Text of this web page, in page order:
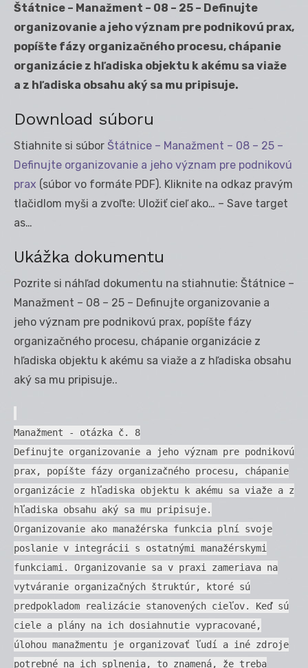
Štátnice – Manažment – 08 – 25 – Definujte
organizovanie a jeho význam pre podnikovú prax,
popíšte fázy organizačného procesu, chápanie
organizácie z hľadiska objektu k akému sa viaže
a z hľadiska obsahu aký sa mu pripisuje.
Download súboru
Stiahnite si súbor Štátnice – Manažment – 08 – 25 –
Definujte organizovanie a jeho význam pre podnikovú
prax (súbor vo formáte PDF). Kliknite na odkaz pravým
tlačidlom myši a zvoľte: Uložiť cieľ ako… – Save target
as…
Ukážka dokumentu
Pozrite si náhľad dokumentu na stiahnutie: Štátnice –
Manažment – 08 – 25 – Definujte organizovanie a
jeho význam pre podnikovú prax, popíšte fázy
organizačného procesu, chápanie organizácie z
hľadiska objektu k akému sa viaže a z hľadiska obsahu
aký sa mu pripisuje..
Manažment - otázka č. 8
Definujte organizovanie a jeho význam pre podnikovú
prax, popíšte fázy organizačného procesu, chápanie
organizácie z hľadiska objektu k akému sa viaže a z
hľadiska obsahu aký sa mu pripisuje.
Organizovanie ako manažérska funkcia plní svoje
poslanie v integrácii s ostatnými manažérskymi
funkciami. Organizovanie sa v praxi zameriava na
vytváranie organizačných štruktúr, ktoré sú
predpokladom realizácie stanovených cieľov. Keď sú
ciele a plány na ich dosiahnutie vypracované,
úlohou manažmentu je organizovať ľudí a iné zdroje
potrebné na ich splnenia, to znamená, že treba